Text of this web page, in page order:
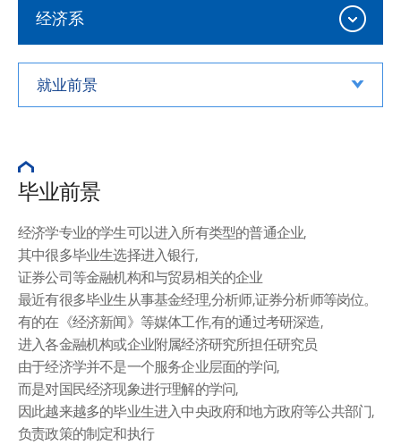
经济系
就业前景
毕业前景
经济学专业的学生可以进入所有类型的普通企业,
其中很多毕业生选择进入银行,
证券公司等金融机构和与贸易相关的企业
最近有很多毕业生从事基金经理,分析师,证券分析师等岗位。
有的在《经济新闻》等媒体工作,有的通过考研深造,
进入各金融机构或企业附属经济研究所担任研究员
由于经济学并不是一个服务企业层面的学问,
而是对国民经济现象进行理解的学问,
因此越来越多的毕业生进入中央政府和地方政府等公共部门,
负责政策的制定和执行